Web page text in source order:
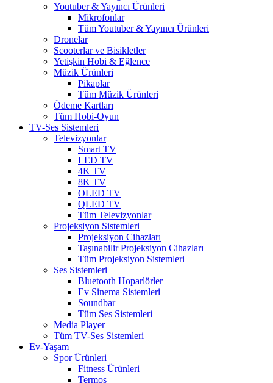
Youtuber & Yayıncı Ürünleri
Mikrofonlar
Tüm Youtuber & Yayıncı Ürünleri
Dronelar
Scooterlar ve Bisikletler
Yetişkin Hobi & Eğlence
Müzik Ürünleri
Pikaplar
Tüm Müzik Ürünleri
Ödeme Kartları
Tüm Hobi-Oyun
TV-Ses Sistemleri
Televizyonlar
Smart TV
LED TV
4K TV
8K TV
OLED TV
QLED TV
Tüm Televizyonlar
Projeksiyon Sistemleri
Projeksiyon Cihazları
Taşınabilir Projeksiyon Cihazları
Tüm Projeksiyon Sistemleri
Ses Sistemleri
Bluetooth Hoparlörler
Ev Sinema Sistemleri
Soundbar
Tüm Ses Sistemleri
Media Player
Tüm TV-Ses Sistemleri
Ev-Yaşam
Spor Ürünleri
Fitness Ürünleri
Termos